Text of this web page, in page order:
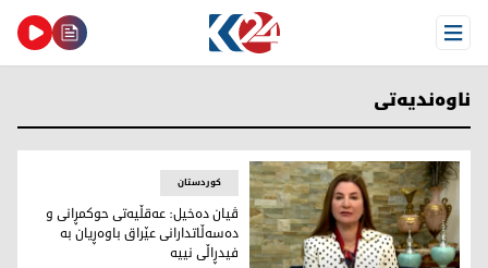
Open Menu
ناوه‌ندیه‌تی
کوردستان
ڤیان ده‌خیل: عه‌قڵیه‌تی حوكمڕانی و
ده‌سه‌ڵاتدارانی عێراق باوه‌ڕیان به‌
فیدڕاڵی نییه‌